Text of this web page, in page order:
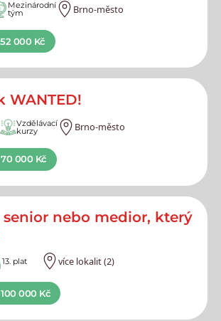
Mezinárodní
tým Brno-město
000 Kč
WANTED!
Vzdělávací
kurzy Brno-město
000 Kč
senior nebo medior, který
13. plat více lokalit (2)
000 Kč